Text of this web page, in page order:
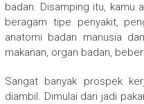
badan. Disamping itu, kamu
beragam tipe penyakit,
anatomi badan manusia
makanan, organ badan,
Sangat banyak prospek
diambil. Dimulai dari jadi